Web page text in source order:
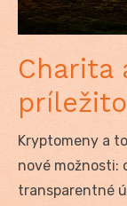
Charita
Kryptomeny a
nové možnosti:
transparentné